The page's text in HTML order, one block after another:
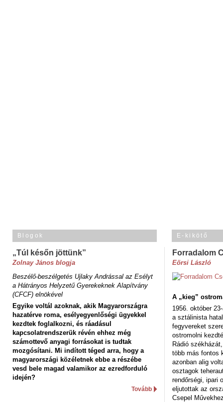
Blogok
„Túl későn jöttünk”
Zolnay János blogja
Beszélő-beszélgetés Ujlaky Andrással az Esélyt
a Hátrányos Helyzetű Gyerekeknek Alapítvány
(CFCF) elnökével
Egyike voltál azoknak, akik Magyarországra
hazatérve roma, esélyegyenlőségi ügyekkel
kezdtek foglalkozni, és ráadásul
kapcsolatrendszerük révén ehhez még
számottevő anyagi forrásokat is tudtak
mozgósítani. Mi indított téged arra, hogy a
magyarországi közéletnek ebbe a részébe
vesd bele magad valamikor az ezredforduló
idején?
Tovább
E-kikötő
Forradalom
Eörsi László
A „kieg”
1956. október
a sztálinista
fegyvereket
ostromolni
Rádió
több más fontos
azonban alig
osztagok
rendőrségi, ipari
eljutottak az
Csepel